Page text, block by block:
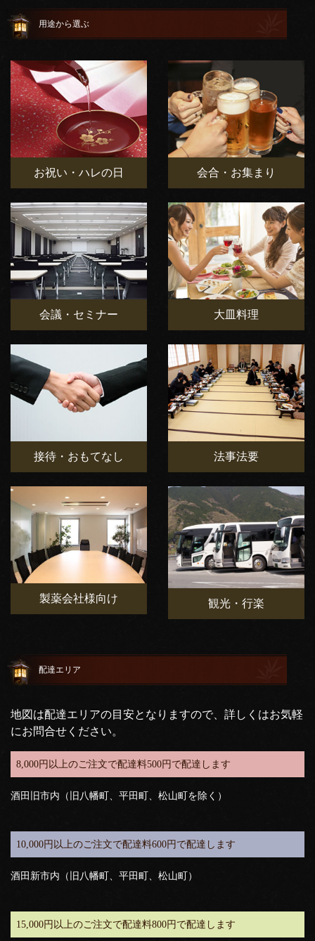
用途から選ぶ
お祝い・ハレの日 会合・お集まり
会議・セミナー 大皿料理
接待・おもてなし 法事法要
製薬会社様向け 観光・行楽
配達エリア
地図は配達エリアの目安となりますので、詳しくはお気軽
にお問合せください。
8,000円以上のご注文で配達料500円で配達します
酒田旧市内（旧八幡町、平田町、松山町を除く）
10,000円以上のご注文で配達料600円で配達します
酒田新市内（旧八幡町、平田町、松山町）
15,000円以上のご注文で配達料800円で配達します